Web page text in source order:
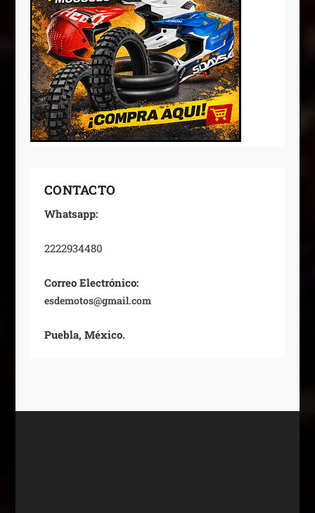
CONTACTO
Whatsapp:
2222934480
Correo Electrónico:
esdemotos@gmail.com
Puebla, México.